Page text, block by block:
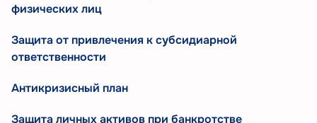
физических лиц
Защита от привлечения к субсидиарной
ответственности
Антикризисный план
Защита личных активов при банкротстве